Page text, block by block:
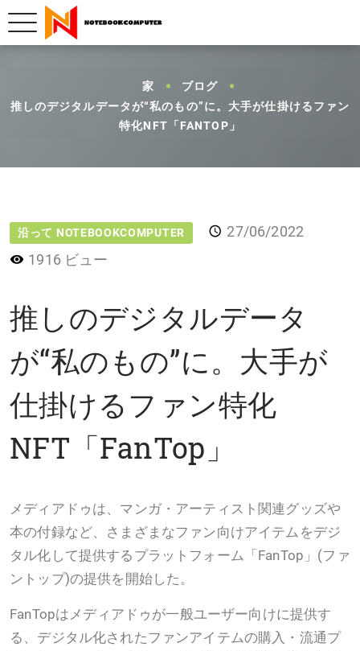
家
ブログ
推しのデジタルデータが“私のもの”に。大手が仕掛けるファン
特化NFT「FANTOP」
沿って NOTEBOOKCOMPUTER
27/06/2022
1916 ビュー
推しのデジタルデータ
が“私のもの”に。大手が
仕掛けるファン特化
NFT「FanTop」
メディアドゥは、マンガ・アーティスト関連グッズや
本の付録など、さまざまなファン向けアイテムをデジ
タル化して提供するプラットフォーム「FanTop」(ファ
ントップ)の提供を開始した。
FanTopはメディアドゥが一般ユーザー向けに提供す
る、デジタル化されたファンアイテムの購入・流通プ